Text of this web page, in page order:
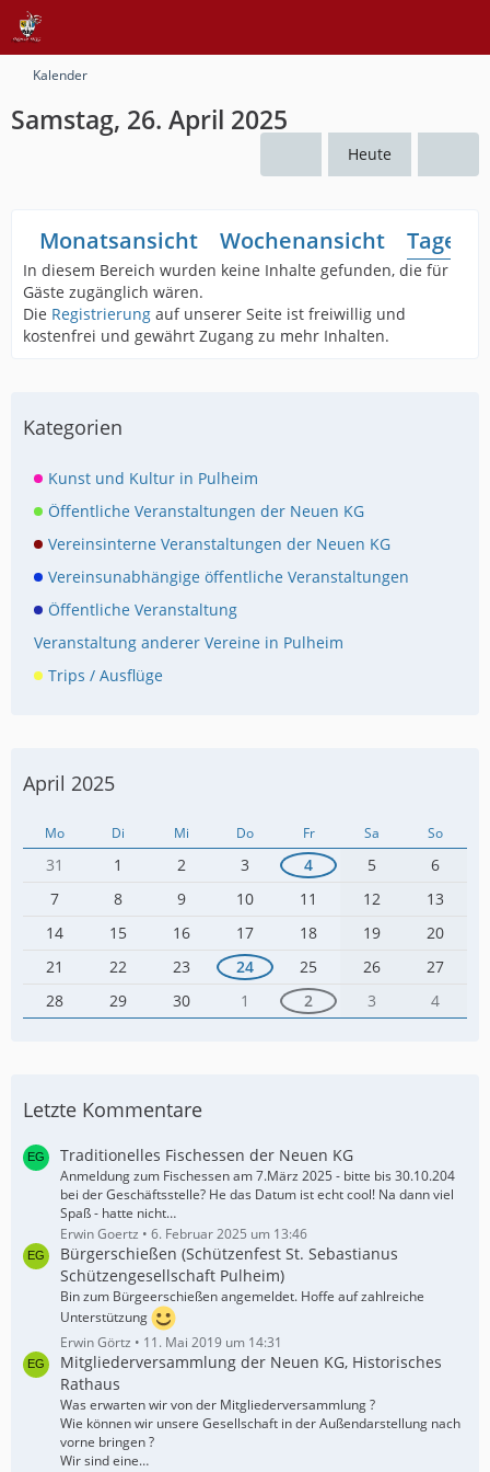
Kalender
Samstag, 26. April 2025
Heute
Monatsansicht Wochenansicht
In diesem Bereich wurden keine Inhalte gefunden, die für
Gäste zugänglich wären.
Die Registrierung auf unserer Seite ist freiwillig und
kostenfrei und gewährt Zugang zu mehr Inhalten.
Kategorien
Kunst und Kultur in Pulheim
Öffentliche Veranstaltungen der Neuen KG
Vereinsinterne Veranstaltungen der Neuen KG
Vereinsunabhängige öffentliche Veranstaltungen
Öffentliche Veranstaltung
Veranstaltung anderer Vereine in Pulheim
Trips / Ausflüge
April 2025
Mo Di Mi Do Fr Sa So
31 1 2 3 4 5
6
7
8 9 10 11 12
13
14
15 16 17 18 19
20
21
22 23 24 25 26
27
28
29 30 1 2 3 4
Letzte Kommentare
Traditionelles Fischessen der Neuen KG
Anmeldung zum Fischessen am 7.März 2025 - bitte bis 30.10.204
bei der Geschäftsstelle? He das Datum ist echt cool! Na dann viel
Spaß - hatte nicht…
Erwin Goertz
6. Februar 2025 um 13:46
Bürgerschießen (Schützenfest St. Sebastianus
Schützengesellschaft Pulheim)
Bin zum Bürgeerschießen angemeldet. Hoffe auf zahlreiche
Unterstützung
Erwin Görtz
11. Mai 2019 um 14:31
Mitgliederversammlung der Neuen KG, Historisches
Rathaus
Was erwarten wir von der Mitgliederversammlung ?
Wie können wir unsere Gesellschaft in der Außendarstellung nach
vorne bringen ?
Wir sind eine…